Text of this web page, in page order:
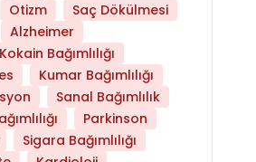
Testi Yaptırmanız
Otizm
Saç Dökülmesi
Alzheimer
Kokain Bağımlılığı
Kumar Bağımlılığı
Sanal Bağımlılık
Parkinson
Sigara Bağımlılığı